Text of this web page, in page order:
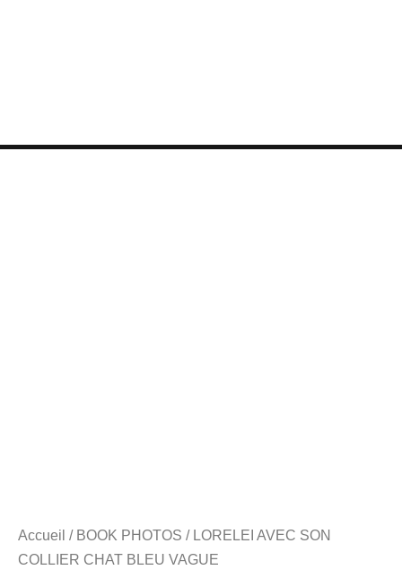
Accueil / BOOK PHOTOS / LORELEI AVEC SON
COLLIER CHAT BLEU VAGUE